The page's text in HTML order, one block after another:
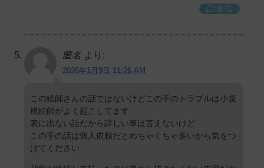
返信
匿名 より:
2026年1月9日 11:26 AM
この絵師さんの話ではないけどこの手のトラブルは小規
模絵師がよく起こしてます
表に出ない話だから詳しい事は言えないけど
この手の話は個人依頼だとめちゃくちゃ多いから気をつ
けてください